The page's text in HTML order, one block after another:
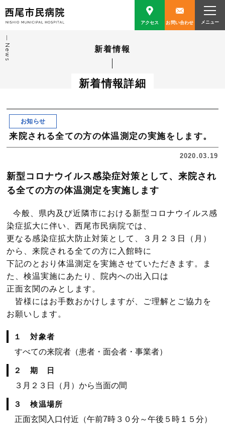
アクセス お問い合わせ
News 新着情報
新着情報詳細
お知らせ
来院される全ての方の体温測定の実施をします。
2020.03.19
新型コロナウイルス感染症対策として、来院され
る全ての方の体温測定を実施します
今般、県内及び近隣市における新型コロナウイルス感
染症拡大に伴い、西尾市民病院では、
更なる感染症拡大防止対策として、３月２３日（月）
から、来院される全ての方に入館時に
下記のとおり体温測定を実施させていただきます。ま
た、検温実施にあたり、院内への出入口は
正面玄関のみとします。
皆様にはお手数おかけしますが、ご理解とご協力を
お願いします。
１ 対象者
すべての来院者（患者・面会者・事業者）
２ 期 日
３月２３日（月）から当面の間
３ 検温場所
正面玄関入口付近（午前7時３０分～午後５時１５分）